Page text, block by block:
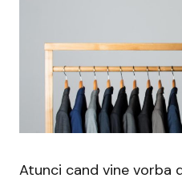
Atunci cand vine vorba